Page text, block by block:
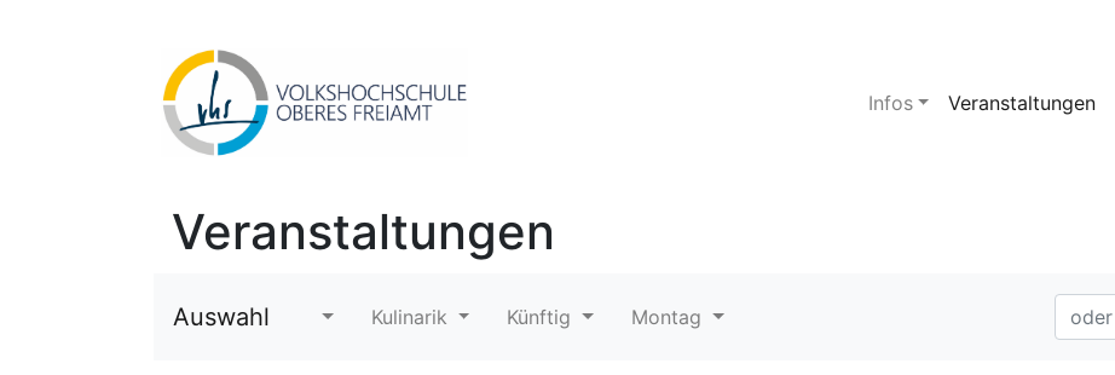
Infos Veranstaltungen
Veranstaltungen
Auswahl Kulinarik Künftig Montag